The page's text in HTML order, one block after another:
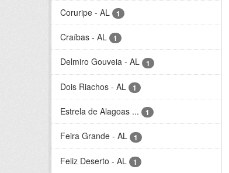
Coruripe - AL 1
Craíbas - AL 1
Delmiro Gouveia - AL 1
Dois Riachos - AL 1
Estrela de Alagoas ... 1
Feira Grande - AL 1
Feliz Deserto - AL 1